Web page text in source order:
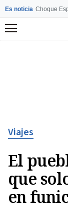
Es noticia Choque
Menú
Viajes
El
que
en